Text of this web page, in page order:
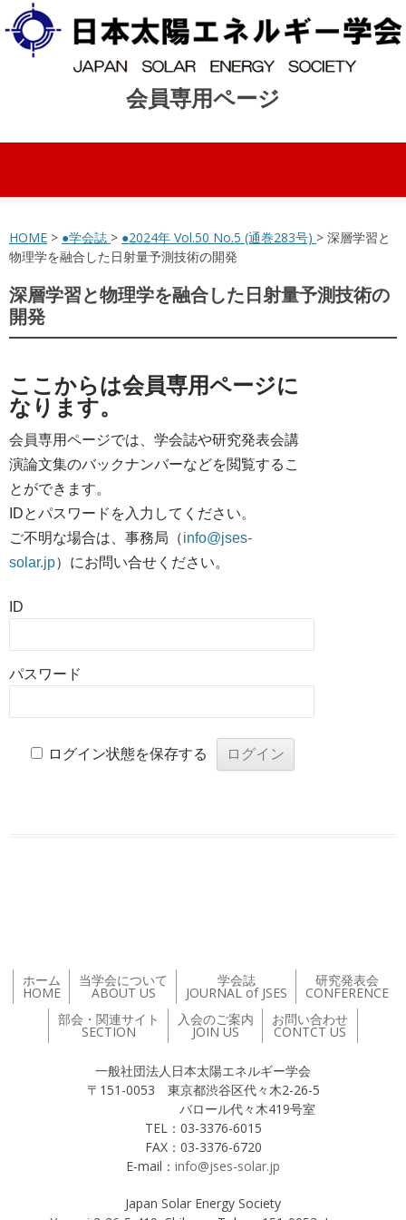
会員専用ページ
コンテンツへスキップ
HOME > ●学会誌 > ●2024年 Vol.50 No.5 (通巻283号) > 深層学習と
物理学を融合した日射量予測技術の開発
深層学習と物理学を融合した日射量予測技術の
開発
ここからは会員専用ページに
なります。
会員専用ページでは、学会誌や研究発表会講
演論文集のバックナンバーなどを閲覧するこ
とができます。
IDとパスワードを入力してください。
ご不明な場合は、事務局（info@jses-
solar.jp）にお問い合せください。
ID
パスワード
ログイン状態を保存する
ホーム
HOME
当学会について
ABOUT US
学会誌
JOURNAL of JSES
研究発表会
CONFERENCE
部会・関連サイト
SECTION
入会のご案内
JOIN US
お問い合わせ
CONTCT US
一般社団法人日本太陽エネルギー学会
〒151-0053 東京都渋谷区代々木2-26-5
バロール代々木419号室
TEL：03-3376-6015
FAX：03-3376-6720
E-mail： info@jses-solar.jp
Japan Solar Energy Society